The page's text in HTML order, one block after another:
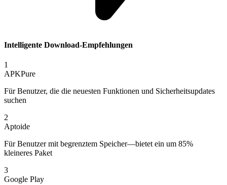
Intelligente Download-Empfehlungen
1
APKPure
Für Benutzer, die die neuesten Funktionen und Sicherheitsupdates
suchen
2
Aptoide
Für Benutzer mit begrenztem Speicher—bietet ein um 85%
kleineres Paket
3
Google Play